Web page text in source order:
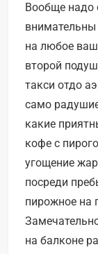
Вообще надо
на любое
второй
такси отдо
само
какие
кофе с
угощение
посреди
пирожное на
на балконе